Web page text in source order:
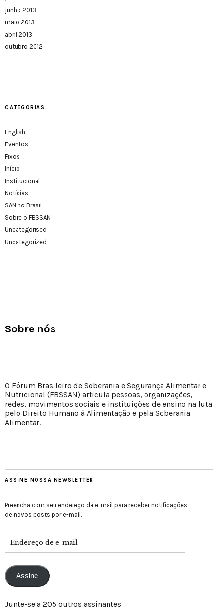
junho 2013
maio 2013
abril 2013
outubro 2012
CATEGORIAS
English
Eventos
Fixos
Início
Institucional
Notícias
SAN no Brasil
Sobre o FBSSAN
Uncategorised
Uncategorized
Sobre nós
O Fórum Brasileiro de Soberania e Segurança Alimentar e
Nutricional (FBSSAN) articula pessoas, organizações,
redes, movimentos sociais e instituições de ensino na luta
pelo Direito Humano à Alimentação e pela Soberania
Alimentar.
ASSINE NOSSA NEWSLETTER
Preencha com seu endereço de e-mail para receber notificações
de novos posts por e-mail.
Assine
Junte-se a 205 outros assinantes